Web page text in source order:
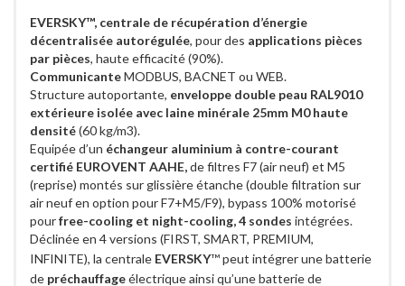
EVERSKY™, centrale de récupération d’énergie
décentralisée autorégulée, pour des applications pièces
par pièces, haute efficacité (90%).
CommunicanteMODBUS, BACNET ou WEB.
Structure autoportante, enveloppe double peau RAL9010
extérieure isolée avec laine minérale 25mm M0 haute
densité(60 kg/m3).
Equipée d’un échangeur aluminium à contre-courant
certifié EUROVENT AAHE,de filtres F7 (air neuf) et M5
(reprise) montés sur glissière étanche(double filtration sur
air neuf en option pour F7+M5/F9), bypass 100% motorisé
pourfree-cooling et night-cooling, 4 sondes intégrées.
Déclinée en 4 versions (FIRST, SMART, PREMIUM,
INFINITE), la centrale EVERSKY™ peut intégrer une batterie
de préchauffageélectrique ainsi qu’une batterie de